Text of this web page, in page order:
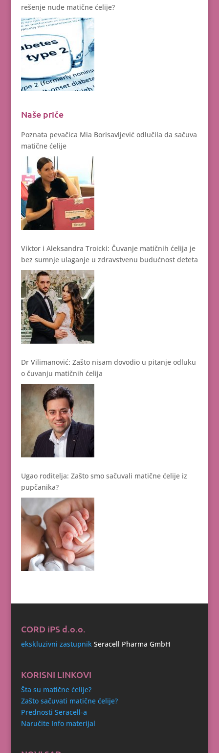
rešenje nude matične ćelije?
Naše priče
Poznata pevačica Mia Borisavljević odlučila da sačuva
matične ćelije
Viktor i Aleksandra Troicki: Čuvanje matičnih ćelija je
bez sumnje ulaganje u zdravstvenu budućnost deteta
Dr Vilimanović: Zašto nisam dovodio u pitanje odluku
o čuvanju matičnih ćelija
Ugao roditelja: Zašto smo sačuvali matične ćelije iz
pupčanika?
CORD iPS d.o.o.
ekskluzivni zastupnik Seracell Pharma GmbH
KORISNI LINKOVI
Šta su matične ćelije?
Zašto sačuvati matične ćelije?
Prednosti Seracell-a
Naručite Info materijal